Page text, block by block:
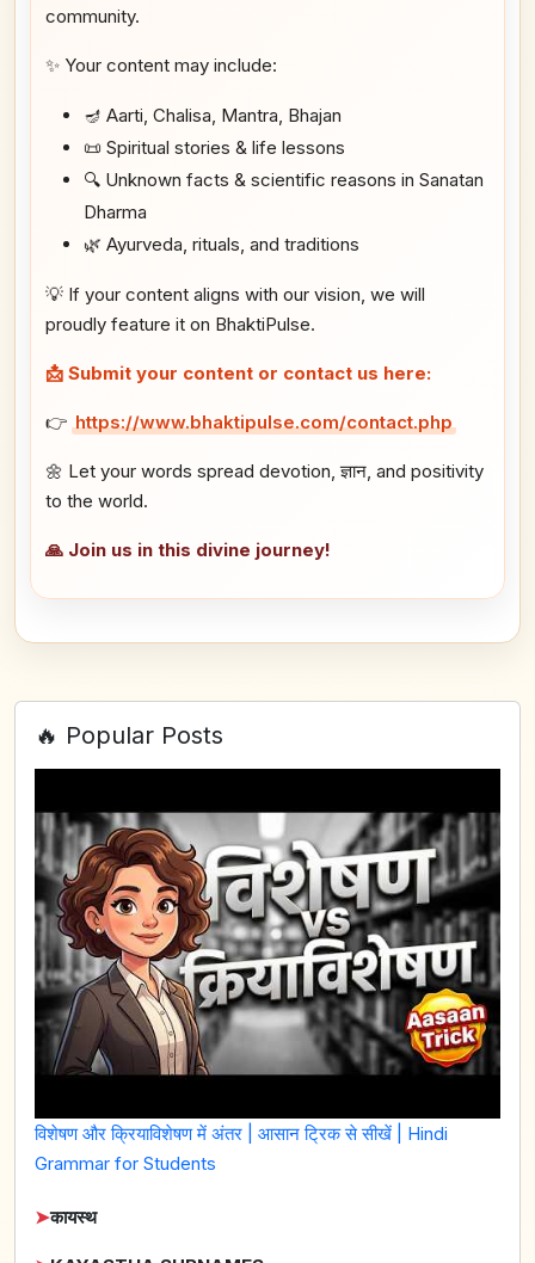
community.
✨ Your content may include:
🪔 Aarti, Chalisa, Mantra, Bhajan
📜 Spiritual stories & life lessons
🔍 Unknown facts & scientific reasons in Sanatan
Dharma
🌿 Ayurveda, rituals, and traditions
💡 If your content aligns with our vision, we will
proudly feature it on BhaktiPulse.
📩 Submit your content or contact us here:
👉 https://www.bhaktipulse.com/contact.php
🌼 Let your words spread devotion, ज्ञान, and positivity
to the world.
🙏 Join us in this divine journey!
🔥 Popular Posts
विशेषण और क्रियाविशेषण में अंतर | आसान ट्रिक से सीखें | Hindi
Grammar for Students
➤कायस्थ